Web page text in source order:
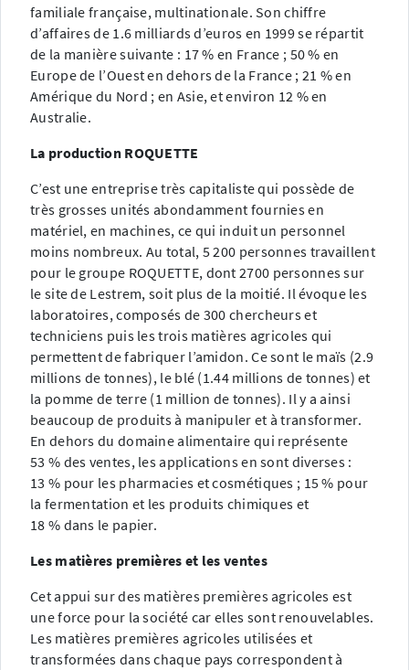
familiale française, multinationale. Son chiffre
d’affaires de 1.6 milliards d’euros en 1999 se répartit
de la manière suivante : 17 % en France ; 50 % en
Europe de l’Ouest en dehors de la France ; 21 % en
Amérique du Nord ; en Asie, et environ 12 % en
Australie.
La production ROQUETTE
C’est une entreprise très capitaliste qui possède de
très grosses unités abondamment fournies en
matériel, en machines, ce qui induit un personnel
moins nombreux. Au total, 5 200 personnes travaillent
pour le groupe ROQUETTE, dont 2700 personnes sur
le site de Lestrem, soit plus de la moitié. Il évoque les
laboratoires, composés de 300 chercheurs et
techniciens puis les trois matières agricoles qui
permettent de fabriquer l’amidon. Ce sont le maïs (2.9
millions de tonnes), le blé (1.44 millions de tonnes) et
la pomme de terre (1 million de tonnes). Il y a ainsi
beaucoup de produits à manipuler et à transformer.
En dehors du domaine alimentaire qui représente
53 % des ventes, les applications en sont diverses :
13 % pour les pharmacies et cosmétiques ; 15 % pour
la fermentation et les produits chimiques et
18 % dans le papier.
Les matières premières et les ventes
Cet appui sur des matières premières agricoles est
une force pour la société car elles sont renouvelables.
Les matières premières agricoles utilisées et
transformées dans chaque pays correspondent à